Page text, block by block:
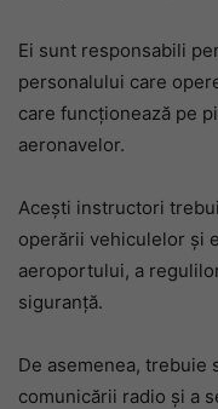
Ei sunt responsabili
personalului care
care funcționează pe
aeronavelor.
Acești instructori
operării vehiculelor și
aeroportului, a
siguranță.
De asemenea, trebuie
comunicării radio și a